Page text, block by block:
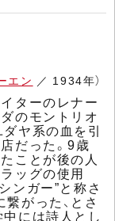
エン ／ 1934年）
ターのレナー
のモントリオ
ヤ系の血を引
だった。9歳
ことが後の人
ッグの使用
ンガー”と称さ
がった、とさ
には詩人とし